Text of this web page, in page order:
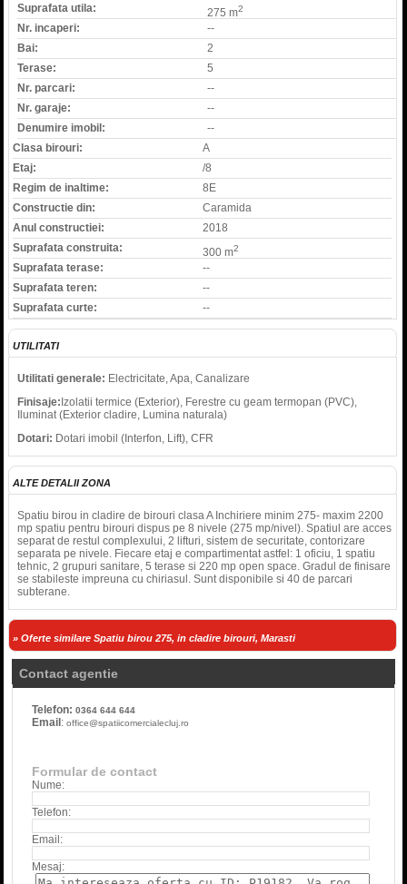
Suprafata utila:
275 m2
Nr. incaperi:
--
Bai:
2
Terase:
5
Nr. parcari:
--
Nr. garaje:
--
Denumire imobil:
--
Clasa birouri:
A
Etaj:
/8
Regim de inaltime:
8E
Constructie din:
Caramida
Anul constructiei:
2018
Suprafata construita:
300 m2
Suprafata terase:
--
Suprafata teren:
--
Suprafata curte:
--
UTILITATI
Utilitati generale: Electricitate, Apa, Canalizare
Finisaje: Izolatii termice (Exterior), Ferestre cu geam termopan (PVC),
Iluminat (Exterior cladire, Lumina naturala)
Dotari: Dotari imobil (Interfon, Lift), CFR
ALTE DETALII ZONA
Spatiu birou in cladire de birouri clasa A Inchiriere minim 275- maxim 2200
mp spatiu pentru birouri dispus pe 8 nivele (275 mp/nivel). Spatiul are acces
separat de restul complexului, 2 lifturi, sistem de securitate, contorizare
separata pe nivele. Fiecare etaj e compartimentat astfel: 1 oficiu, 1 spatiu
tehnic, 2 grupuri sanitare, 5 terase si 220 mp open space. Gradul de finisare
se stabileste impreuna cu chiriasul. Sunt disponibile si 40 de parcari
subterane.
» Oferte similare Spatiu birou 275, in cladire birouri, Marasti
Contact agentie
Telefon:0364 644 644
Email :office@spatiicomercialecluj.ro
Formular de contact
Nume:
Telefon:
Email:
Mesaj: